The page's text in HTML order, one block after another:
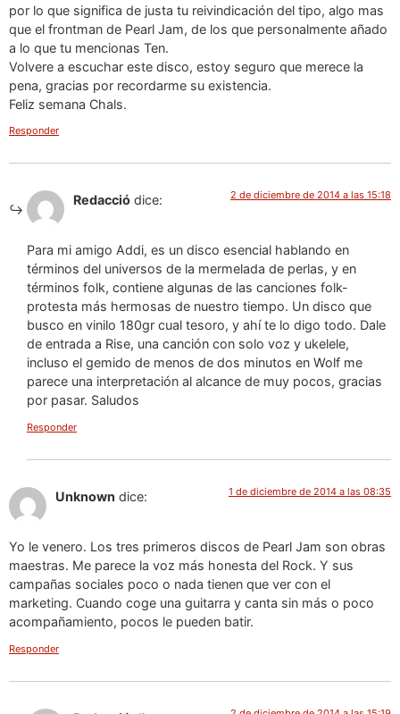
por lo que significa de justa tu reivindicación del tipo, algo mas
que el frontman de Pearl Jam, de los que personalmente añado
a lo que tu mencionas Ten.
Volvere a escuchar este disco, estoy seguro que merece la
pena, gracias por recordarme su existencia.
Feliz semana Chals.
Responder
Redacció dice: 2 de diciembre de 2014 a las 15:18
Para mi amigo Addi, es un disco esencial hablando en
términos del universos de la mermelada de perlas, y en
términos folk, contiene algunas de las canciones folk-
protesta más hermosas de nuestro tiempo. Un disco que
busco en vinilo 180gr cual tesoro, y ahí te lo digo todo. Dale
de entrada a Rise, una canción con solo voz y ukelele,
incluso el gemido de menos de dos minutos en Wolf me
parece una interpretación al alcance de muy pocos, gracias
por pasar. Saludos
Responder
Unknown dice: 1 de diciembre de 2014 a las 08:35
Yo le venero. Los tres primeros discos de Pearl Jam son obras
maestras. Me parece la voz más honesta del Rock. Y sus
campañas sociales poco o nada tienen que ver con el
marketing. Cuando coge una guitarra y canta sin más o poco
acompañamiento, pocos le pueden batir.
Responder